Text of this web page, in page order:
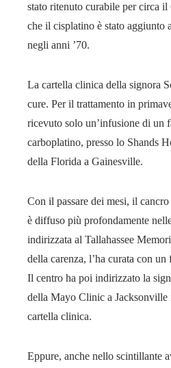
stato ritenuto curabile per circa
che il cisplatino è stato aggiunto
negli anni ’70.
La cartella clinica della signora
cure. Per il trattamento in
ricevuto solo un’infusione di un
carboplatino, presso lo Shands
della Florida a Gainesville.
Con il passare dei mesi, il
è diffuso più profondamente
indirizzata al Tallahassee
della carenza, l’ha curata con
Il centro ha poi indirizzato la
della Mayo Clinic a Jacksonville
cartella clinica.
Eppure, anche nello scintillante